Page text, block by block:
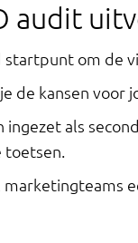
audit
startpunt om de
de kansen voor
ingezet als
marketingteams